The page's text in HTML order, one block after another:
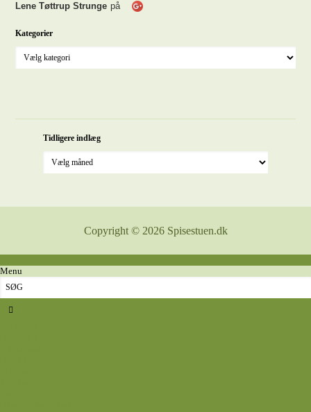
Lene Tøttrup Strunge på
Kategorier
Tidligere indlæg
Copyright © 2026 Spisestuen.dk
Menu